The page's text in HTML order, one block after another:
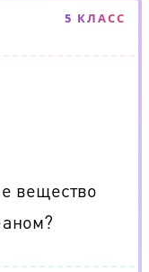
5 КЛАСС
вещество